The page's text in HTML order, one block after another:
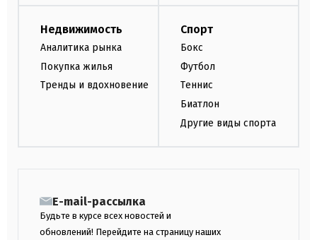
Недвижимость
Аналитика рынка
Покупка жилья
Тренды и вдохновение
Спорт
Бокс
Футбол
Теннис
Биатлон
Другие виды спорта
E-mail-рассылка
Будьте в курсе всех новостей и
обновлений! Перейдите на страницу наших